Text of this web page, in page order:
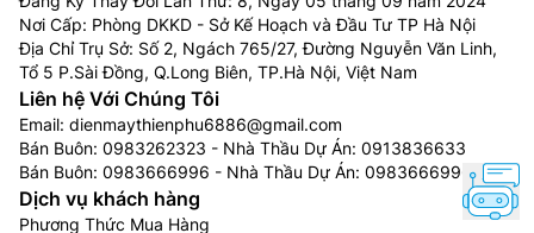
Công nghệ Inverter: Công nghệ này cùng hệ thống
truyền động dây curoa. Cho quá trình giặt êm ái, vận
hành bền bỉ, không gây ảnh hưởng đến không gian yên
tĩnh của gia đình bạn. Đồng thời công nghệ này còn
giúp tiết kiệm lượng điện năng. Một số dòng máy giặt
Electrolux đời mới được trang bị công nghệ
EcoInverter.
Nơi Cấp: Phòng DKKD - Sở Kế Hoạch và Đầu Tư TP Hà Nội
Địa Chỉ Trụ Sở: Số 2, Ngách 765/27, Đường Nguyễn Văn Linh,
Tổ 5 P.Sài Đồng, Q.Long Biên, TP.Hà Nội, Việt Nam
Liên hệ Với Chúng Tôi
Email: dienmaythienphu6886@gmail.com
Bán Buôn: 0983262323 - Nhà Thầu Dự Án: 0913836633
Bán Buôn: 0983666996 - Nhà Thầu Dự Án: 0983666996
Dịch vụ khách hàng
Phương Thức Mua Hàng